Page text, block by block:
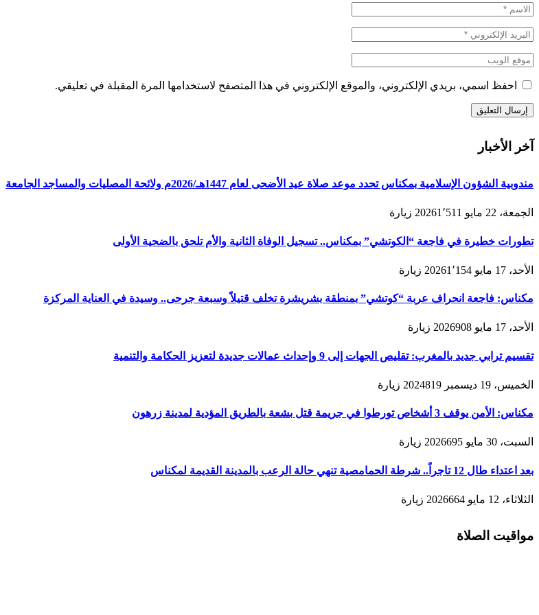
احفظ اسمي، بريدي الإلكتروني، والموقع الإلكتروني في هذا المتصفح لاستخدامها المرة المقبلة في تعليقي.
آخر الأخبار
مندوبية الشؤون الإسلامية بمكناس تحدد موعد صلاة عيد الأضحى لعام 1447هـ/2026م ولائحة المصليات والمساجد الجامعة
الجمعة، 22 مايو 2026 1٬511 زيارة
تطورات خطيرة في فاجعة “الكوتشي” بمكناس.. تسجيل الوفاة الثانية والأم تلحق بالضحية الأولى
الأحد، 17 مايو 2026 1٬154 زيارة
مكناس: فاجعة انحراف عربة “كوتشي” بمنطقة بشريشرة تخلف قتيلاً وسبعة جرحى.. وسيدة في العناية المركزة
الأحد، 17 مايو 2026 908 زيارة
تقسيم ترابي جديد بالمغرب: تقليص الجهات إلى 9 وإحداث عمالات جديدة لتعزيز الحكامة والتنمية
الخميس، 19 ديسمبر 2024 819 زيارة
مكناس: الأمن يوقف 3 أشخاص تورطوا في جريمة قتل بشعة بالطريق المؤدية لمدينة زرهون
السبت، 30 مايو 2026 695 زيارة
بعد اعتداء طال 12 تاجراً.. شرطة الحمامصية تنهي حالة الرعب بالمدينة القديمة لمكناس
الثلاثاء، 12 مايو 2026 664 زيارة
مواقيت الصلاة